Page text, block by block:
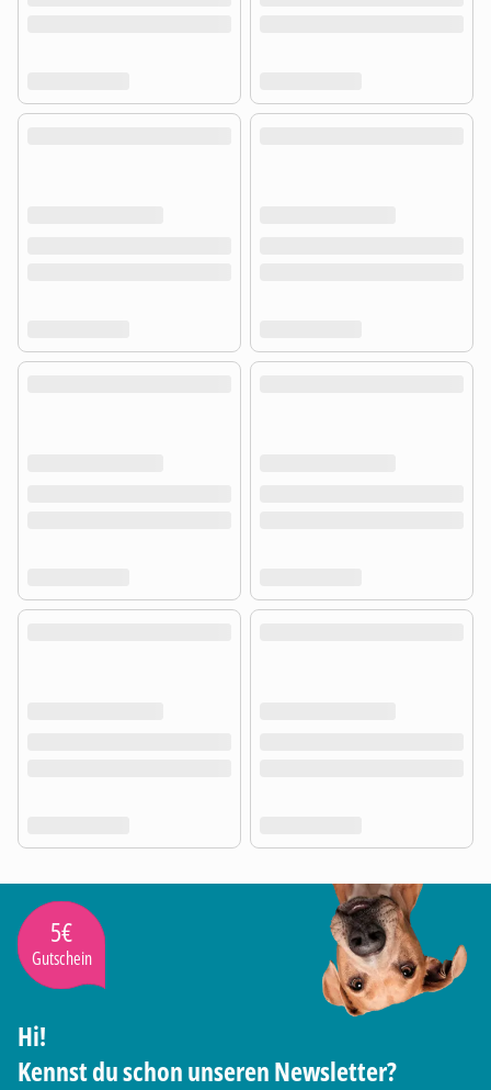
5€
Gutschein
Hi!
Kennst du schon unseren Newsletter?